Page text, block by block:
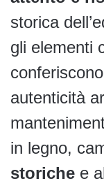
storica
gli elementi
autenticità
in legno,
storiche e